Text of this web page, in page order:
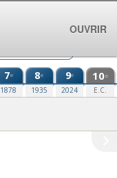
7e
1878
8e
1935
9e
2024
10e
E.C.
OUVRIR